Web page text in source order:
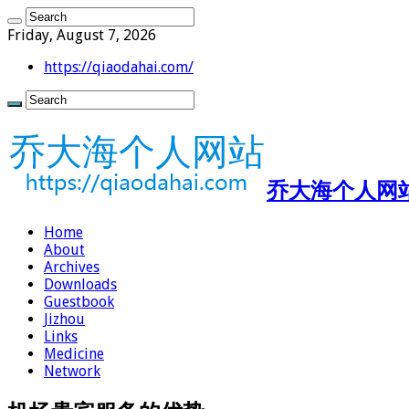
Friday, August 7, 2026
https://qiaodahai.com/
乔大海个人
Home
About
Archives
Downloads
Guestbook
Jizhou
Links
Medicine
Network